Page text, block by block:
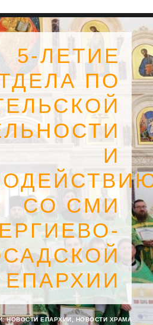
5-ЛЕТИЕ
ПО
И
СО СМИ
ЕПАРХИИ
НОВОСТИ ЕПАРХИИ
НОВОСТИ ХРАМА